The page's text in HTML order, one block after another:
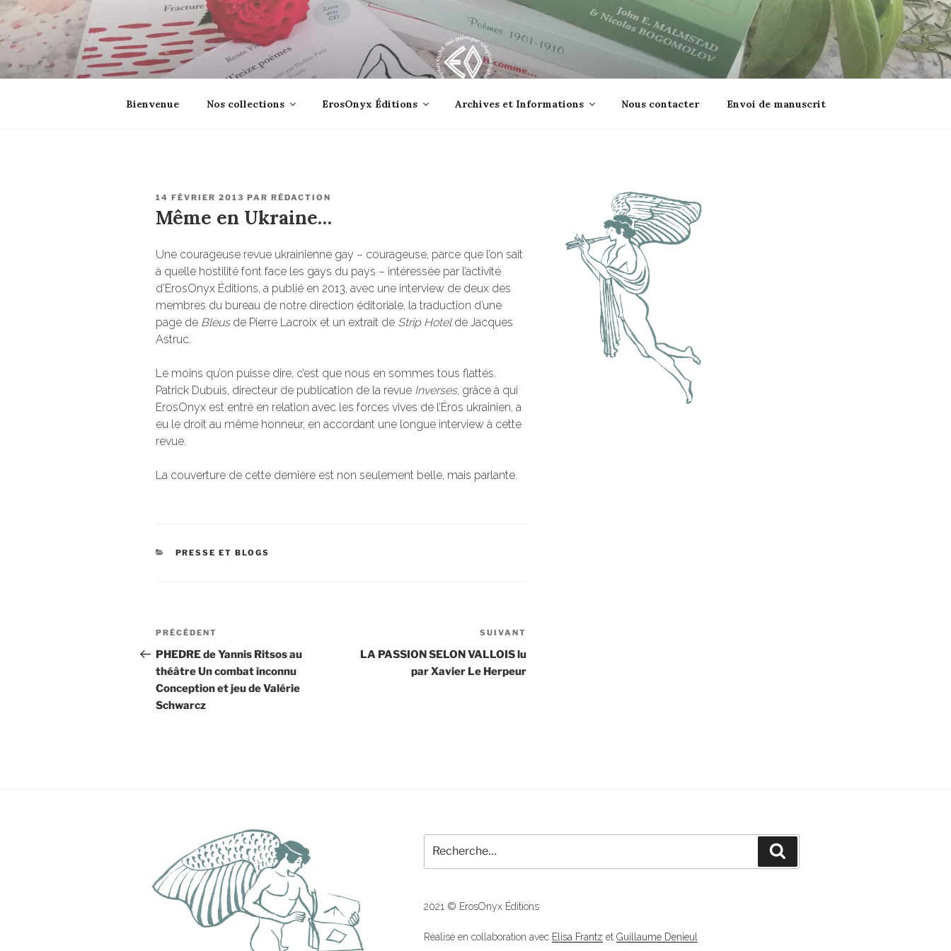
Aller
au
contenu
principal
EROSONYX
Tout livre n’est-il pas une bouteille jetée à la mer ?
Bienvenue Nos collections ErosOnyx Éditions Archives et Informations Nous contacter Envoi de manuscrit
PUBLIÉ
14 FÉVRIER 2013 PAR RÉDACTION
Même en Ukraine…
Une courageuse revue ukrainienne gay – courageuse, parce que l’on sait
à quelle hostilité font face les gays du pays – intéressée par l’activité
d’ErosOnyx Éditions, a publié en 2013, avec une interview de deux des
membres du bureau de notre direction éditoriale, la traduction d’une
page de Bleusde Pierre Lacroix et un extrait de Strip Hotelde Jacques
Astruc.
Le moins qu’on puisse dire, c’est que nous en sommes tous flattés.
Patrick Dubuis, directeur de publication de la revue Inverses, grâce à qui
ErosOnyx est entré en relation avec les forces vives de l’Éros ukrainien, a
eu le droit au même honneur, en accordant une longue interview à cette
revue.
La couverture de cette dernière est non seulement belle, mais parlante.
CATÉGORIES
PRESSE ET BLOGS
Navigation
de
l’article
Article
précédent
PRÉCÉDENT
PHEDRE de Yannis Ritsos au
théâtre Un combat inconnu
Conception et jeu de Valérie
Schwarcz
suivant
SUIVANT
LA PASSION SELON VALLOIS lu
par Xavier Le Herpeur
pour
:
2021 © ErosOnyx Éditions
Réalisé en collaboration avec Elisa Frantz et Guillaume Denieul